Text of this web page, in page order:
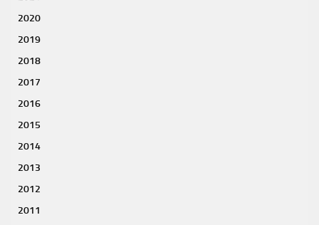
2020
2019
2018
2017
2016
2015
2014
2013
2012
2011